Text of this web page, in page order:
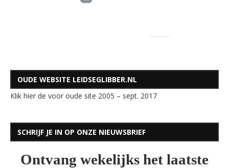
OUDE WEBSITE LEIDSEGLIBBER.NL
Klik hier de voor oude site 2005 – sept. 2017
SCHRIJF JE IN OP ONZE NIEUWSBRIEF
Ontvang wekelijks het laatste